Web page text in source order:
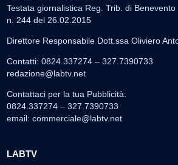
Testata giornalistica Reg. Trib. di Benevento
n. 244 del 26.02.2015
Direttore Responsabile Dott.ssa Oliviero
Contatti: 0824.337274 – 327.7390733
redazione@labtv.net
Contattaci per la tua Pubblicità:
0824.337274 – 327.7390733
email: commerciale@labtv.net
LABTV